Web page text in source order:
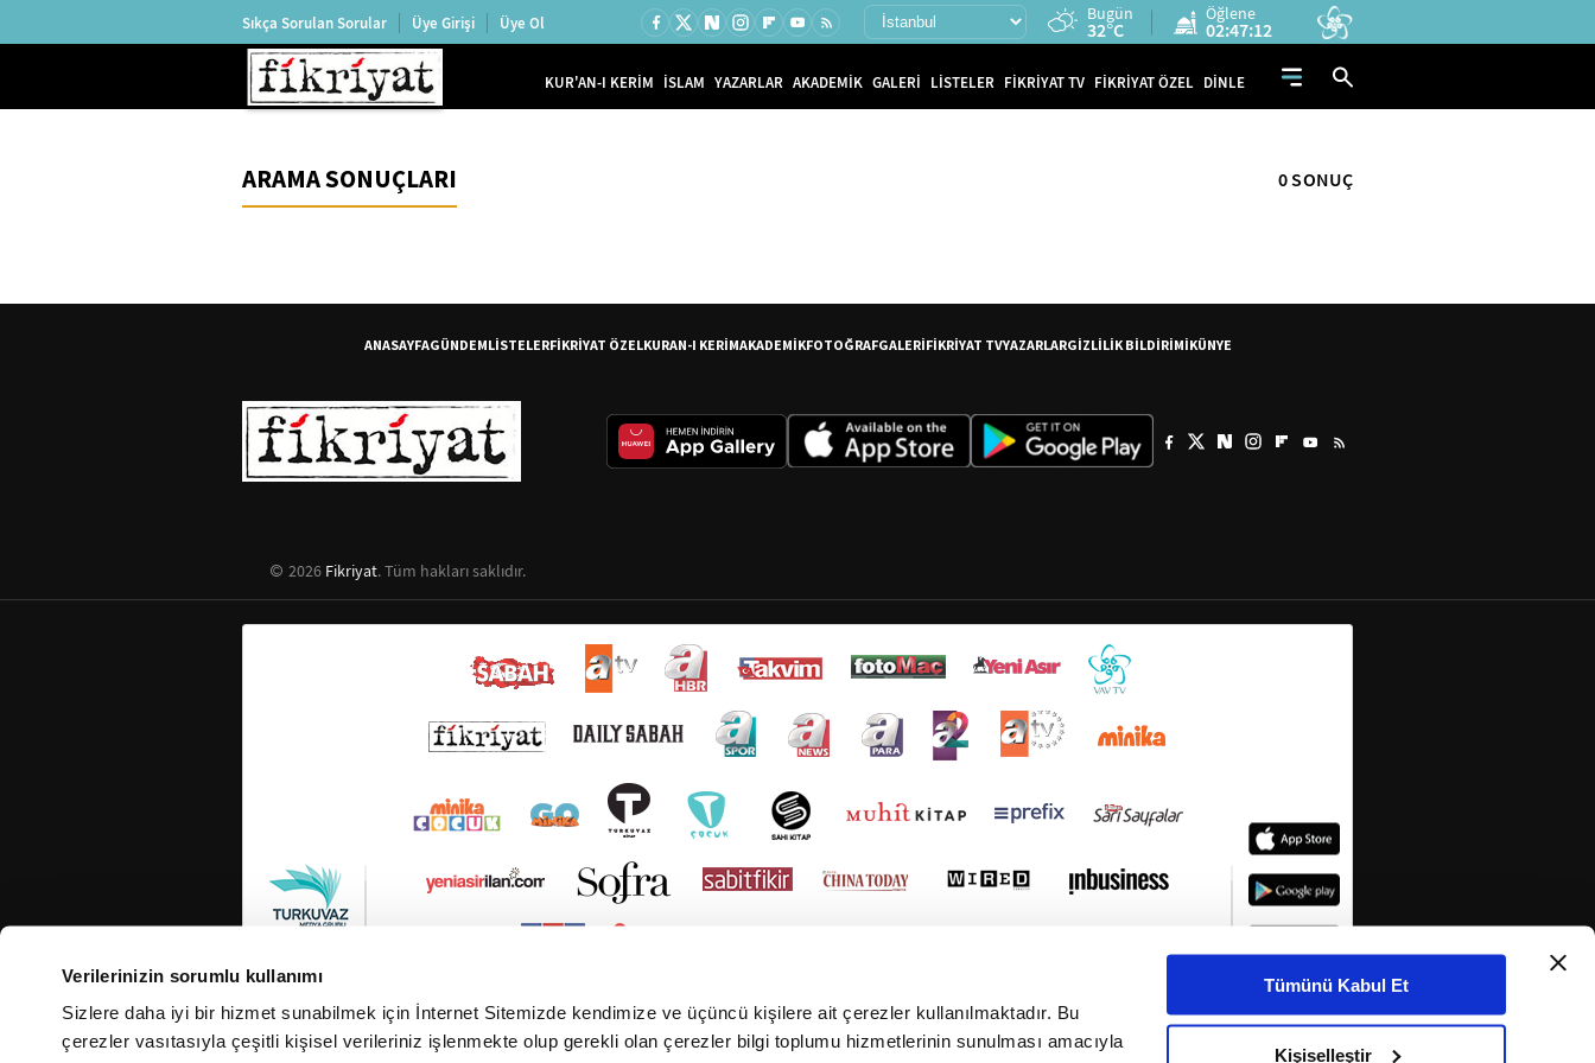
Verilerinizin sorumlu kullanımı
Sizlere daha iyi bir hizmet sunabilmek için İnternet Sitemizde kendimize ve üçüncü kişilere ait çerezler kullanılmaktadır. Bu
çerezler vasıtasıyla çeşitli kişisel verileriniz işlenmekte olup gerekli olan çerezler bilgi toplumu hizmetlerinin sunulması amacıyla
Tümünü Kabul Et
Kişiselleştir
Sıkça Sorulan Sorular Üye Girişi Üye Ol Bugün
32°C
Öğlene
02:47:12
KUR'AN-I KERİM İSLAM YAZARLAR AKADEMİK GALERİ LİSTELER FİKRİYAT TV FİKRİYAT ÖZEL DİNLE
ARAMA SONUÇLARI 0 SONUÇ
ANASAYFAGÜNDEMLİSTELERFİKRİYAT ÖZELKURAN-I KERİMAKADEMİKFOTOĞRAFGALERİFİKRİYAT TVYAZARLARGİZLİLİK BİLDİRİMİKÜNYE
2026 Fikriyat. Tüm hakları saklıdır.